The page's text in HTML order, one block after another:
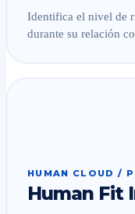
Identifica el nivel de
durante su relación
HUMAN CLOUD /
Human Fit